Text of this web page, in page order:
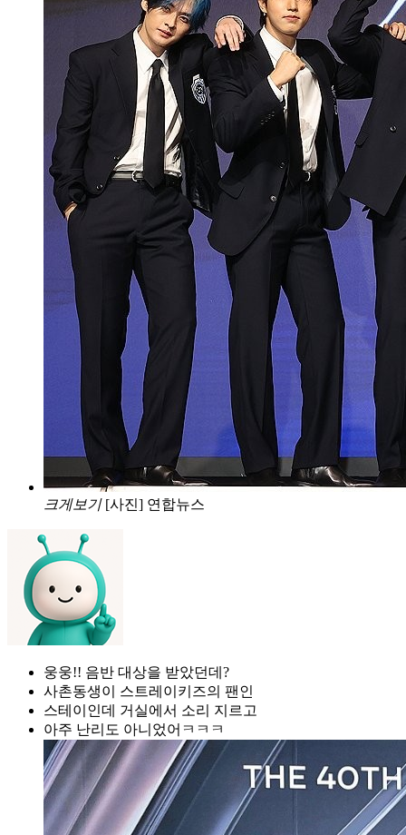
크게보기 [사진] 연합뉴스
웅웅!! 음반 대상을 받았던데?
사촌동생이 스트레이키즈의 팬인
스테이인데 거실에서 소리 지르고
아주 난리도 아니었어ㅋㅋㅋ